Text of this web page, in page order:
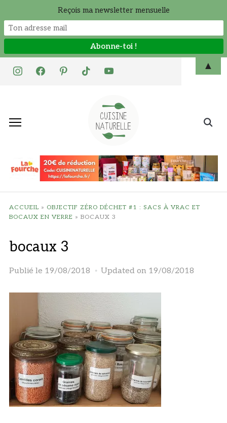
instagramfacebookpinteresttiktok youtube
Search
ACCUEIL » OBJECTIF ZÉRO DÉCHET #1 : SACS À VRAC ET
BOCAUX EN VERRE » BOCAUX 3
bocaux 3
Publié le 19/08/2018 Updated on 19/08/2018
Reçois ma newsletter mensuelle
▲